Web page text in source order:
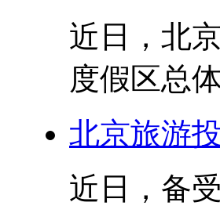
近日，北
度假区总
北京旅游
近日，备